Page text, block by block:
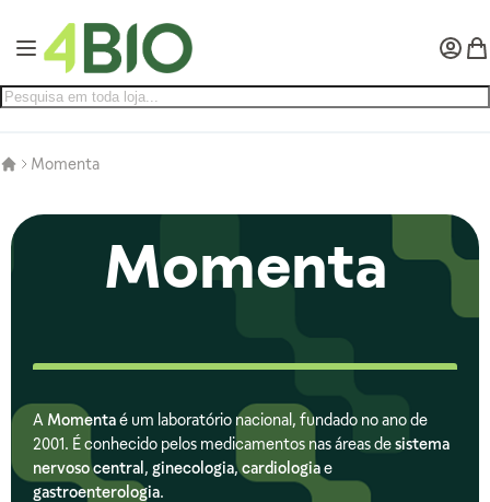
Alternar Nav
Minha
Momenta
Momenta
A Momentaé um laboratório nacional, fundado no ano de
2001. É conhecido pelos medicamentos nas áreas desistema
nervoso central , ginecologia,cardiologiae
gastroenterologia.